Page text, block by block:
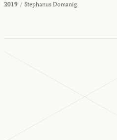
2019 / Stephanus Domanig